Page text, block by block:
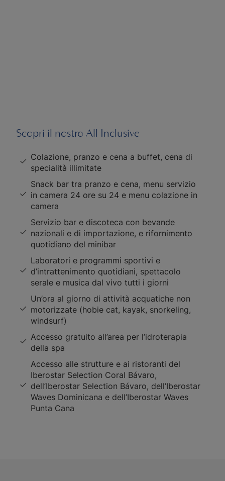
Scopri il nostro All Inclusive
Colazione, pranzo e cena a buffet, cena di
specialità illimitate
Snack bar tra pranzo e cena, menu servizio
in camera 24 ore su 24 e menu colazione in
camera
Servizio bar e discoteca con bevande
nazionali e di importazione, e rifornimento
quotidiano del minibar
Laboratori e programmi sportivi e
d’intrattenimento quotidiani, spettacolo
serale e musica dal vivo tutti i giorni
Un’ora al giorno di attività acquatiche non
motorizzate (hobie cat, kayak, snorkeling,
windsurf)
Accesso gratuito all’area per l’idroterapia
della spa
Accesso alle strutture e ai ristoranti del
Iberostar Selection Coral Bávaro,
dell’Iberostar Selection Bávaro, dell’Iberostar
Waves Dominicana e dell’Iberostar Waves
Punta Cana